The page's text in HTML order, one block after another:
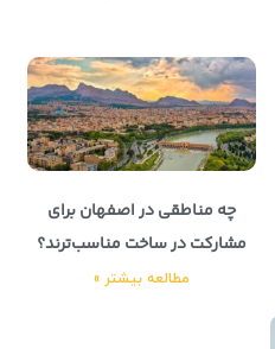
چه مناطقی در اصفهان برای
مشارکت در ساخت مناسب‌ترند؟
مطالعه بیشتر »